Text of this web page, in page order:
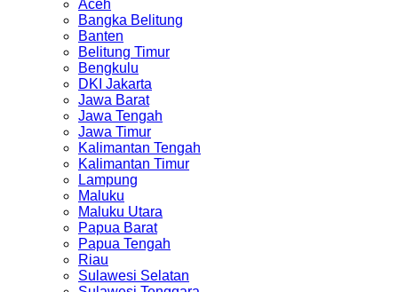
Aceh
Bangka Belitung
Banten
Belitung Timur
Bengkulu
DKI Jakarta
Jawa Barat
Jawa Tengah
Jawa Timur
Kalimantan Tengah
Kalimantan Timur
Lampung
Maluku
Maluku Utara
Papua Barat
Papua Tengah
Riau
Sulawesi Selatan